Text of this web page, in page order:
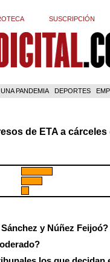
SUSCRIPCIÓN
PANDEMIA DEPORTES
de ETA a cárceles
y Núñez Feijoó?